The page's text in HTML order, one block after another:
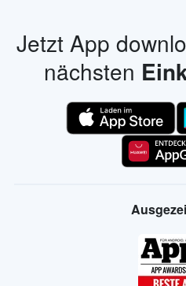
Jetzt App
nächsten